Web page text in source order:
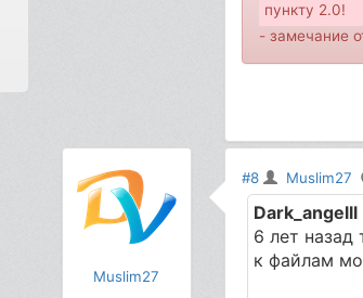
пункту 2.0!
- замечание
Muslim27
#8 Muslim27
Dark_angelll
6 лет назад
к файлам